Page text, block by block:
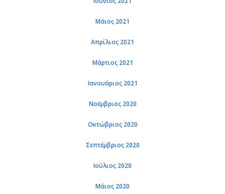
Μάιος 2021
Απρίλιος 2021
Μάρτιος 2021
Ιανουάριος 2021
Νοέμβριος 2020
Οκτώβριος 2020
Σεπτέμβριος 2020
Ιούλιος 2020
Μάιος 2020